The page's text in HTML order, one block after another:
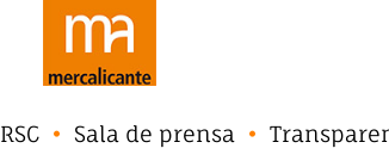
RSC Sala de prensa